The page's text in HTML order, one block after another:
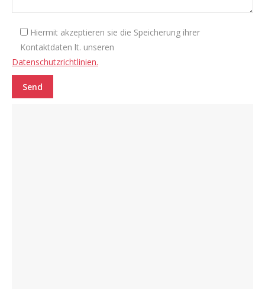
Hiermit akzeptieren sie die Speicherung ihrer
Kontaktdaten lt. unseren
Datenschutzrichtlinien.